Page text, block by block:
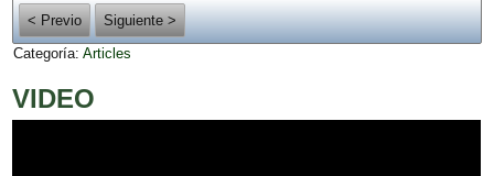
< Previo
Siguiente >
Categoría:Articles
VIDEO